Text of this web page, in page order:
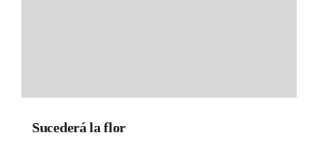
Sucederá la flor